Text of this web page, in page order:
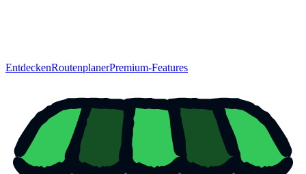
EntdeckenRoutenplanerPremium-Features